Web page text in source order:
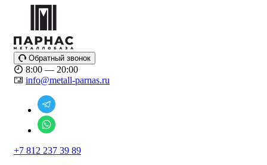
Обратный звонок
8:00 — 20:00
info@metall-parnas.ru
+7 812 237 39 89